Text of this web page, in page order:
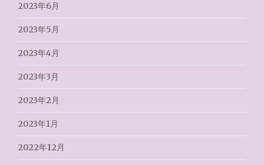
2023年6月
2023年5月
2023年4月
2023年3月
2023年2月
2023年1月
2022年12月